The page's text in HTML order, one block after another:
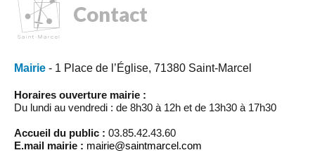
Contact
Mairie - 1 Place de l’Église, 71380 Saint-Marcel
Horaires ouverture mairie :
Du lundi au vendredi : de 8h30 à 12h et de 13h30 à 17h30
Accueil du public : 03.85.42.43.60
E.mail mairie : mairie@saintmarcel.com